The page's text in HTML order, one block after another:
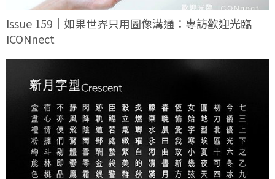
Issue 159｜如果世界只用圖像溝通：專訪歡迎光臨
ICONnect